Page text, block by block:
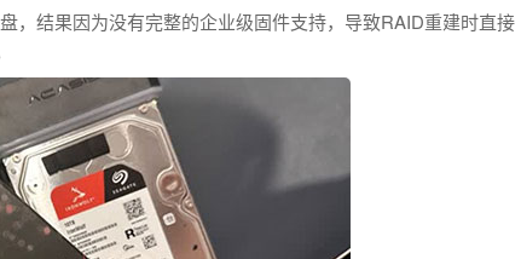
，结果因为没有完整的企业级固件支持，导致RAID重建时直接